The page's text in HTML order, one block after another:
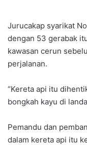
Jurucakap syarikat
dengan 53 gerabak
kawasan cerun
perjalanan.
“Kereta api itu
bongkah kayu di
Pemandu dan
dalam kereta api itu